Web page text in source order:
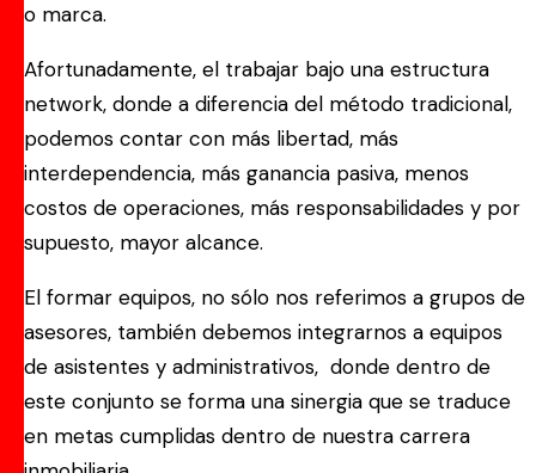
o marca.
Afortunadamente, el trabajar bajo una estructura
network, donde a diferencia del método tradicional,
podemos contar con más libertad, más
interdependencia, más ganancia pasiva, menos
costos de operaciones, más responsabilidades y por
supuesto, mayor alcance.
El formar equipos, no sólo nos referimos a grupos de
asesores, también debemos integrarnos a equipos
de asistentes y administrativos, donde dentro de
este conjunto se forma una sinergia que se traduce
en metas cumplidas dentro de nuestra carrera